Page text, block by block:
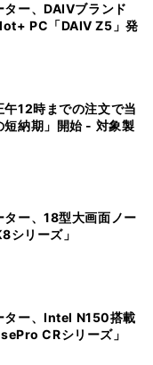
ター、DAIVブランド
PC「DAIV Z5」発
12時までの注文で当
短納期」開始 - 対象製
ター、18型大画面ノー
シリーズ」
ター、Intel N150搭載
CRシリーズ」